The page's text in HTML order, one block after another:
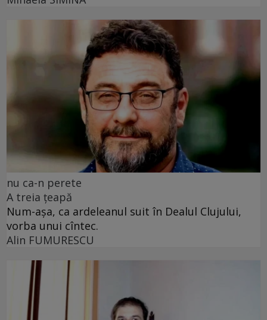
nu ca-n perete
A treia țeapă
Num-așa, ca ardeleanul suit în Dealul Clujului,
vorba unui cîntec.
Alin FUMURESCU